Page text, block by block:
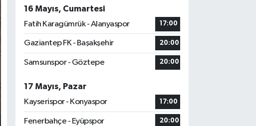
16 Mayıs, Cumartesi
Fatih Karagümrük - Alanyaspor
17:00
Gaziantep FK - Başakşehir 20:00
Samsunspor - Göztepe 20:00
17 Mayıs, Pazar
Kayserispor - Konyaspor
17:00
Fenerbahçe - Eyüpspor 20:00